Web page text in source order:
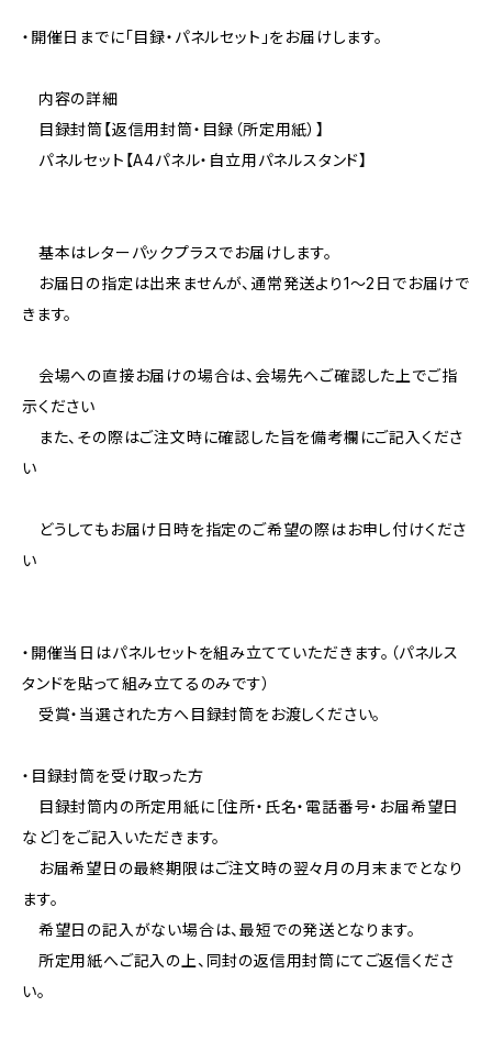
・開催日までに「目録・パネルセット」をお届けします。
内容の詳細
目録封筒【返信用封筒・目録（所定用紙）】
パネルセット【A4パネル・自立用パネルスタンド】
基本はレターパックプラスでお届けします。
お届日の指定は出来ませんが、通常発送より1～2日でお届けで
きます。
会場への直接お届けの場合は、会場先へご確認した上でご指
示ください
また、その際はご注文時に確認した旨を備考欄にご記入くださ
い
どうしてもお届け日時を指定のご希望の際はお申し付けくださ
い
・開催当日はパネルセットを組み立てていただきます。（パネルス
タンドを貼って組み立てるのみです）
受賞・当選された方へ目録封筒をお渡しください。
・目録封筒を受け取った方
目録封筒内の所定用紙に［住所・氏名・電話番号・お届希望日
など］をご記入いただきます。
お届希望日の最終期限はご注文時の翌々月の月末までとなり
ます。
希望日の記入がない場合は、最短での発送となります。
所定用紙へご記入の上、同封の返信用封筒にてご返信くださ
い。